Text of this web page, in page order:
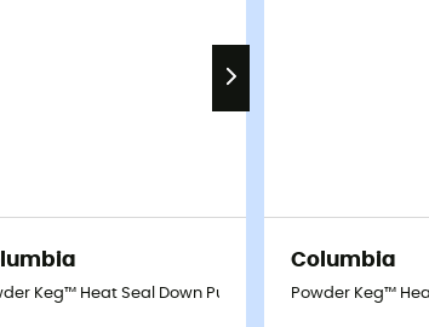
puchowa meski
Keg™ Heat Seal Down Puffer - Kurtka puchowa
Columbia
Powder Keg™